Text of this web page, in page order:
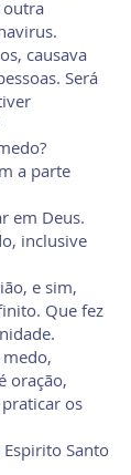
outra
causava
Será
a parte
em Deus.
inclusive
e sim,
Que fez
oração,
os
Santo